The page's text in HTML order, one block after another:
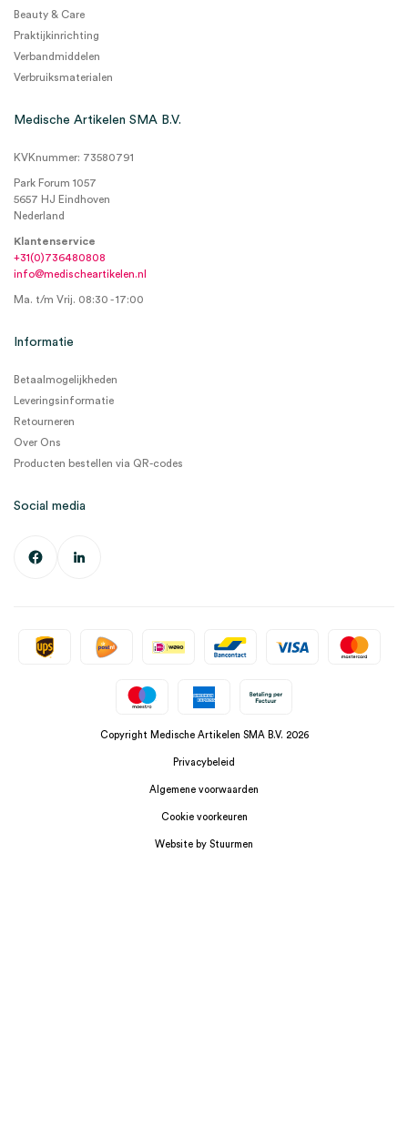
Beauty & Care
Praktijkinrichting
Verbandmiddelen
Verbruiksmaterialen
Medische Artikelen SMA B.V.
KVKnummer: 73580791
Park Forum 1057
5657 HJ Eindhoven
Nederland
Klantenservice
+31(0)736480808
info@medischeartikelen.nl
Ma. t/m Vrij. 08:30 - 17:00
Informatie
Betaalmogelijkheden
Leveringsinformatie
Retourneren
Over Ons
Producten bestellen via QR-codes
Social media
Copyright Medische Artikelen SMA B.V. 2026
Privacybeleid
Algemene voorwaarden
Cookie voorkeuren
Website by Stuurmen